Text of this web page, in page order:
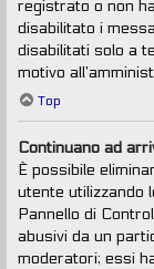
registrato o non
disabilitato i
disabilitati solo a
motivo
Top
Continuano ad
È possibile
utente utilizzando
Pannello di
abusivi da un
moderatori; essi